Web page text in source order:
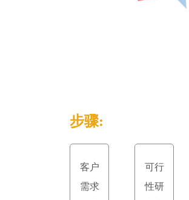
步骤:
客户
需求
可行
性研